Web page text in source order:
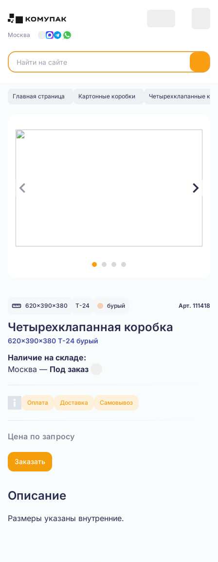
Москва
Главная страница Картонные коробки Четырехклапанные
620x390x380 Т-24 бурый Арт. 111418
Четырехклапанная коробка
620x390x380 Т-24 бурый
Наличие на складе:
Москва — Под заказ
Оплата Доставка Самовывоз
Цена по запросу
Заказать
Описание
Размеры указаны внутренние.